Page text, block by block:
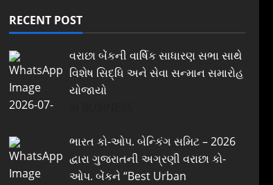
RECENT POST
વરાછા બેંકની વાર્ષિક સાધારણ સભા સાથે
વિશેષ સિદ્ધિ અને સેવા સન્માન સમારોહ
યોજાયો
ભારત કો-ઓપ. બેન્કિંગ સમિટ – 2026
દ્વારા ગુજરાતની અગ્રણી વરાછા કો-
ઓપ. બેંકને “Best Urban